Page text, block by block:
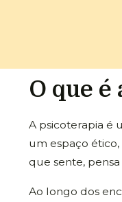
O que é
A psicoterapia é
um espaço
que sente, pensa
Ao longo dos